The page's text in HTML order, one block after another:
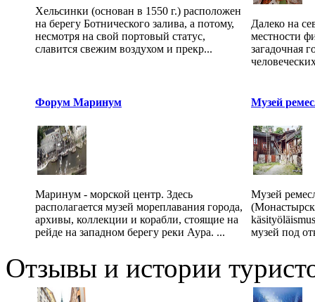
Хельсинки (основан в 1550 г.) расположен
на берегу Ботнического залива, а потому,
несмотря на свой портовый статус,
славится свежим воздухом и прекр...
Далеко на
местности
загадочная
Форум Маринум
Маринум - морской центр. Здесь
располагается музей мореплавания города,
архивы, коллекции и корабли, стоящие на
рейде на западном берегу реки Аура. ...
Музей
Музей
музей под
Отзывы и истории